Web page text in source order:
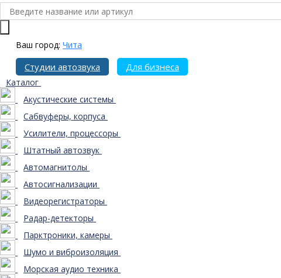
Ваш город: Чита
Студии автозвука Для бизнеса
Каталог
Акустические системы
Сабвуферы, корпуса
Усилители, процессоры
Штатный автозвук
Автомагнитолы
Автосигнализации
Видеорегистраторы
Радар-детекторы
Парктроники, камеры
Шумо и виброизоляция
Морская аудио техника